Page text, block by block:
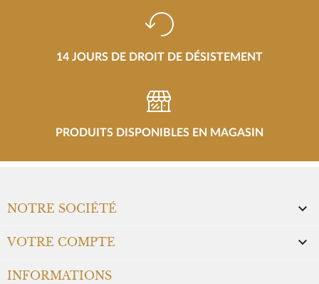
14 JOURS DE DROIT DE DÉSISTEMENT
PRODUITS DISPONIBLES EN MAGASIN
NOTRE SOCIÉTÉ 
VOTRE COMPTE 
INFORMATIONS